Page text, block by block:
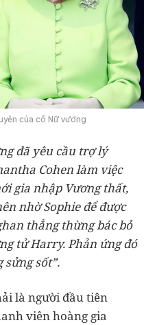
của cố Nữ vương
đã yêu cầu trợ lý
Cohen làm việc
gia nhập Vương thất,
nhờ Sophie để được
thẳng thừng bác bỏ
tử Harry. Phản ứng đó
sốt”.
là người đầu tiên
viên hoàng gia